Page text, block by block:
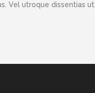
Vel utroque dissentias